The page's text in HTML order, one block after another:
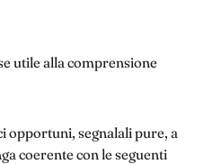
utile alla comprensione
opportuni, segnalali pure, a
coerente con le seguenti